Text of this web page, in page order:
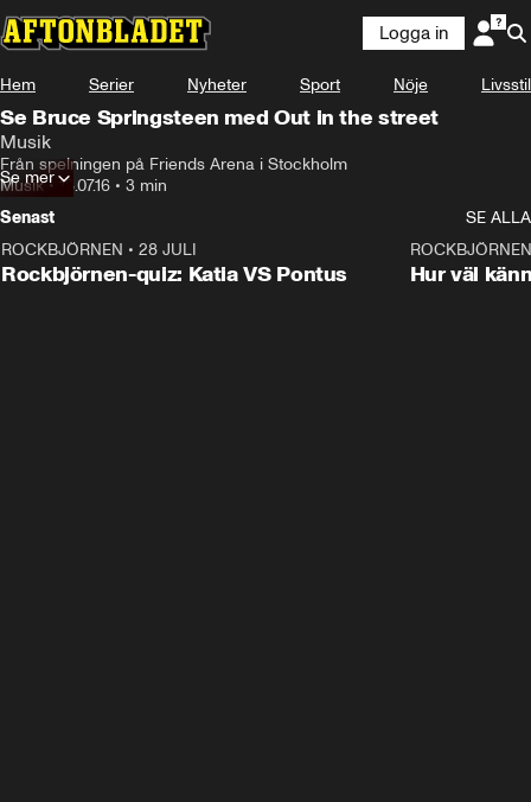
Logga in
Hem Serier Nyheter Sport Nöje Livsstil
Se Bruce Springsteen med Out in the street
Musik
Från spelningen på Friends Arena i Stockholm
Musik• 18.07.16 • 3 min
Se mer
Senast
SE ALLA
ROCKBJÖRNEN • 28 JULI
Rockbjörnen-quiz: Katia VS Pontus
ROCKBJÖRNEN
Hur väl